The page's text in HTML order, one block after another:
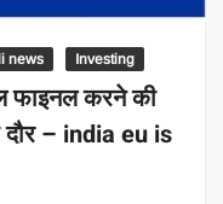
news Investing
फाइनल करने की
दौर – india eu is